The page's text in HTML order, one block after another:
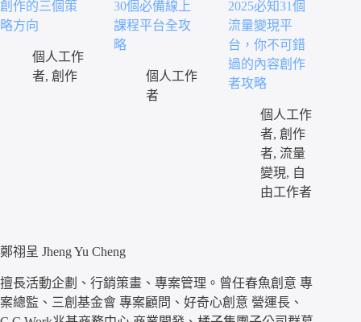
創作的三個策
略方向
個人工作
者, 創作
30個必備線上
課程平台全攻
略
個人工作
者
2025必知31個
流量變現平
台，你不可錯
過的內容創作
者攻略
個人工作
者, 創作
者, 流量
變現, 自
由工作者
鄭祤呈 Jheng Yu Cheng
擅長活動企劃、行銷策畫、專案管理。曾任春魚創意 專
案總監、三創基金會 專案顧問、好奇心創意 營運長、